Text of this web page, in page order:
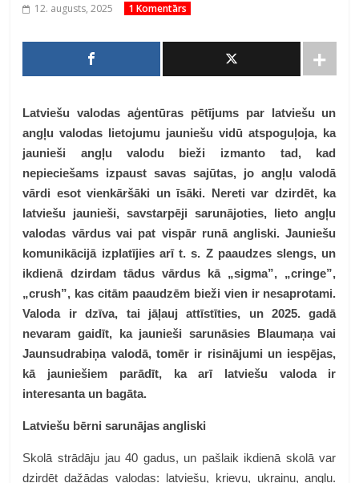
12. augusts, 2025 1 Komentārs
Latviešu valodas aģentūras pētījums par latviešu un
angļu valodas lietojumu jauniešu vidū atspoguļoja, ka
jaunieši angļu valodu
bieži izmanto tad, kad
nepieciešams izpaust savas sajūtas, jo angļu valodā
vārdi esot vienkāršāki un īsāki. Nereti var dzirdēt, ka
latviešu jaunieši, savstarpēji sarunājoties, lieto angļu
valodas vārdus vai pat vispār runā angliski. Jauniešu
komunikācijā izplatījies arī t. s. Z paaudzes slengs, un
ikdienā dzirdam tādus vārdus kā „sigma”, „cringe”,
„crush”, kas citām paaudzēm bieži vien ir nesaprotami.
Valoda ir dzīva, tai jāļauj attīstīties, un 2025. gadā
nevaram gaidīt, ka jaunieši sarunāsies Blaumaņa vai
Jaunsudrabiņa valodā, tomēr ir risinājumi un iespējas,
kā jauniešiem parādīt, ka arī latviešu valoda ir
interesanta un bagāta.
Latviešu bērni sarunājas angliski
Skolā strādāju jau 40 gadus, un pašlaik ikdienā skolā var
dzirdēt dažādas valodas: latviešu, krievu, ukraiņu, angļu.